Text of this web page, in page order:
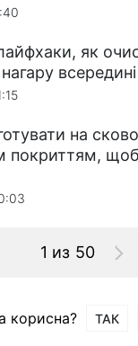
як
всередині
на
покриттям,
1 из 50
корисна? ТАК